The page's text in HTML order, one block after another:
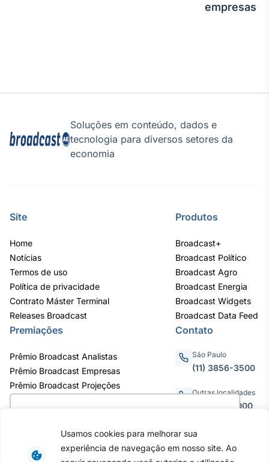
como você interage em nosso site e
personalizar conteúdo. Ao utilizar este site, você
Usamos cookies para melhorar sua
experiência de navegação em nosso site. Ao
empresas
Soluções em conteúdo, dados e
tecnologia para diversos setores da
economia
Site
Home
Notícias
Termos de uso
Política de privacidade
Contrato Máster Terminal
Releases Broadcast
Produtos
Broadcast+
Broadcast Político
Broadcast Agro
Broadcast Energia
Broadcast Widgets
Broadcast Data Feed
Premiações
Prêmio Broadcast Analistas
Prêmio Broadcast Empresas
Prêmio Broadcast Projeções
Contato
São Paulo
(11) 3856-3500
Outras localidades
0800.011.3000
Av. Eng. Caetano Álvares, 55 - 3º e